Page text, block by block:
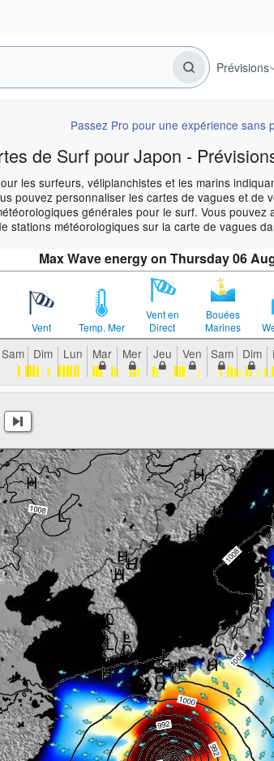
Prévisions
Passez Pro pour une expérience sans
de Surf pour Japon -
les surfeurs, véliplanchistes et les marins
pouvez personnaliser les cartes de vagues et de
générales pour le surf. Vous
stations météorologiques sur la carte de vagues
Max Wave energy on Thursday 06
Vent Temp. Mer
Vent en
Direct
Bouées
Marines
Sam Dim Lun Mar Mer Jeu Ven Sam Dim